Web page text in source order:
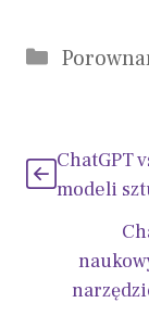
ChatGPT
modeli